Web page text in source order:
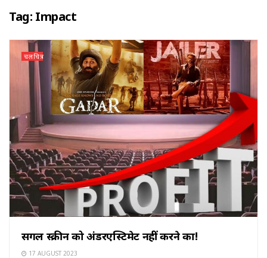
Tag: Impact
चलचित्र
सिंगल स्क्रीन को अंडरएस्टिमेट नहीं करने का!
17 AUGUST 2023